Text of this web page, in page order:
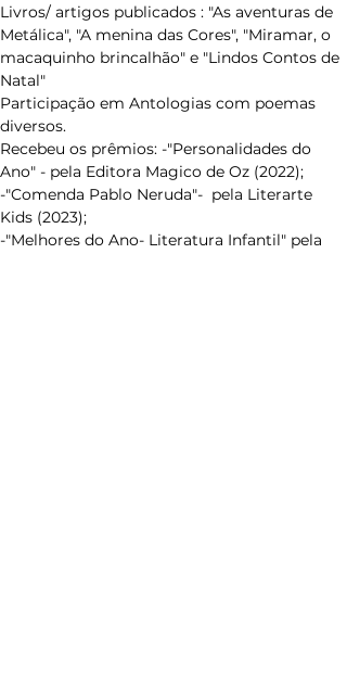
Livros/ artigos publicados : "As aventuras de
Metálica", "A menina das Cores", "Miramar, o
macaquinho brincalhão" e "Lindos Contos de
Natal"
Participação em Antologias com poemas
diversos.
Recebeu os prêmios: -"Personalidades do
Ano" - pela Editora Magico de Oz (2022);
-"Comenda Pablo Neruda"-  pela Literarte
Kids (2023);
-"Melhores do Ano- Literatura Infantil" pela